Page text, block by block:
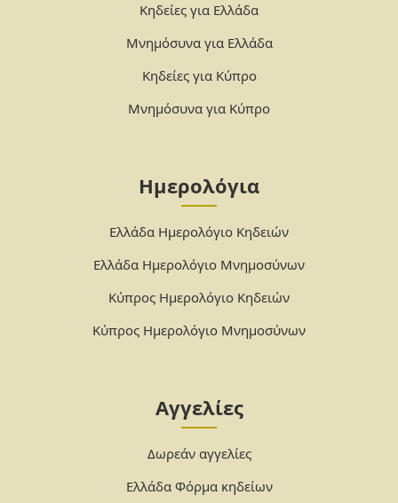
Κηδείες για Ελλάδα
Μνημόσυνα για Ελλάδα
Κηδείες για Κύπρο
Μνημόσυνα για Κύπρο
Ημερολόγια
Ελλάδα Ημερολόγιο Κηδειών
Ελλάδα Ημερολόγιο Μνημοσύνων
Κύπρος Ημερολόγιο Κηδειών
Κύπρος Ημερολόγιο Μνημοσύνων
Αγγελίες
Δωρεάν αγγελίες
Ελλάδα Φόρμα κηδείων